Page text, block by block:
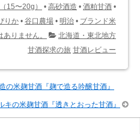
15〜20g） • 高砂酒造 • 酒粕甘酒 •
りか • 谷口農場 • 明治 • ブランド米
ありません。
北海道・東北地方
甘酒探求の旅 甘酒レビュー
の米麹甘酒『麹で造る吟醸甘酒』
の米麹甘酒『透きとおった甘酒』